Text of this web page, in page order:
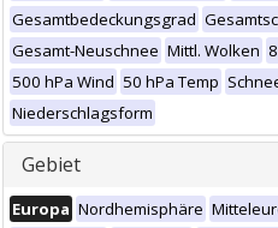
Gesamtbedeckungsgrad
Gesamt-Neuschnee Mittl. Wolken
500 hPa Wind 50 hPa Temp
Niederschlagsform
Gebiet
Europa Nordhemisphäre